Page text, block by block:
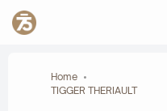
Home
TIGGER THERIAULT